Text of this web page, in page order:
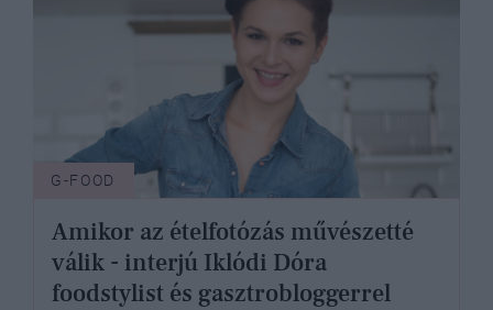
G-FOOD
Amikor az ételfotózás művészetté
válik - interjú Iklódi Dóra
foodstylist és gasztrobloggerrel